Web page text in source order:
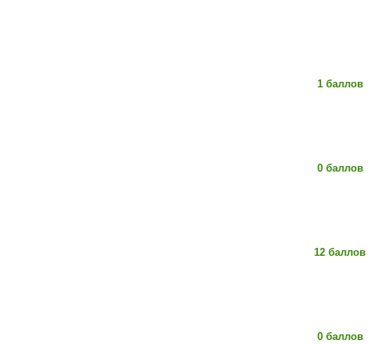
1 баллов
0 баллов
12 баллов
0 баллов